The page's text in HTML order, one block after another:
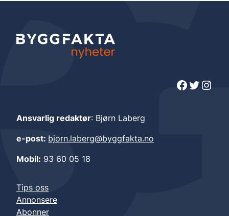
Facebook Twitter Instagram
Ansvarlig redaktør: Bjørn Laberg
e-post: bjorn.laberg@byggfakta.no
Mobil: 93 60 05 18
Tips oss
Annonsere
Abonner